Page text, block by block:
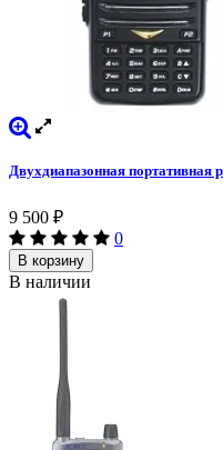
Двухдиапазонная портативная
9 500 ₽
0
В корзину
В наличии